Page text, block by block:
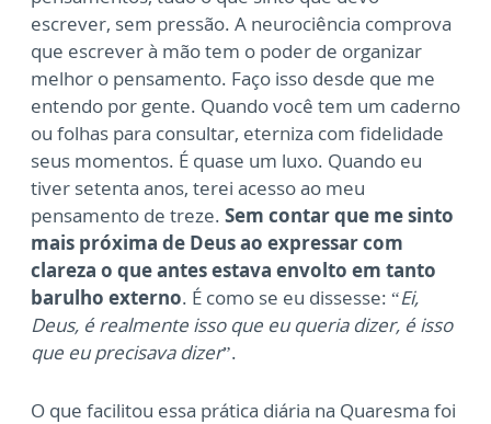
escrever, sem pressão. A neurociência comprova
que escrever à mão tem o poder de organizar
melhor o pensamento. Faço isso desde que me
entendo por gente. Quando você tem um caderno
ou folhas para consultar, eterniza com fidelidade
seus momentos. É quase um luxo. Quando eu
tiver setenta anos, terei acesso ao meu
pensamento de treze. Sem contar que me sinto
mais próxima de Deus ao expressar com
clareza o que antes estava envolto em tanto
barulho externo. É como se eu dissesse: “Ei,
Deus, é realmente isso que eu queria dizer, é isso
que eu precisava dizer”.
O que facilitou essa prática diária na Quaresma foi